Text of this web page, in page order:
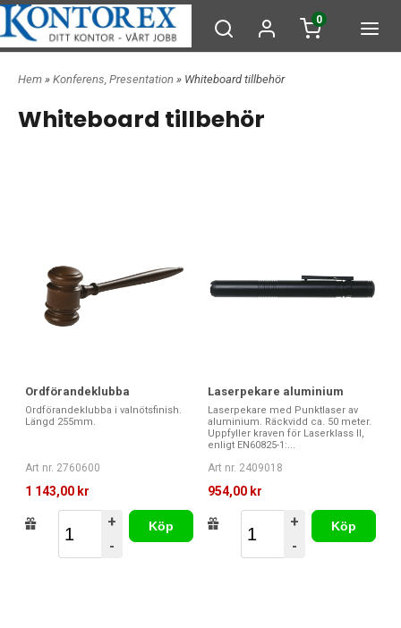
0
Hem » Konferens, Presentation » Whiteboard tillbehör
Whiteboard tillbehör
Ordförandeklubba
Ordförandeklubba i valnötsfinish.
Längd 255mm.
Art nr. 2760600
1 143,00 kr
+
-
Köp
Laserpekare aluminium
Laserpekare med Punktlaser av
aluminium. Räckvidd ca. 50 meter.
Uppfyller kraven för Laserklass II,
enligt EN60825-1:...
Art nr. 2409018
954,00 kr
+
-
Köp